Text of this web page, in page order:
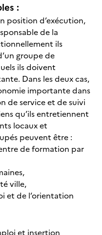
:
position d’exécution,
de la
ils
groupe de
ils doivent
Dans les deux cas,
importante dans
de service et de suivi
qu’ils entretiennent
locaux et
peuvent être :
de formation par
ville,
et de l’orientation
et insertion